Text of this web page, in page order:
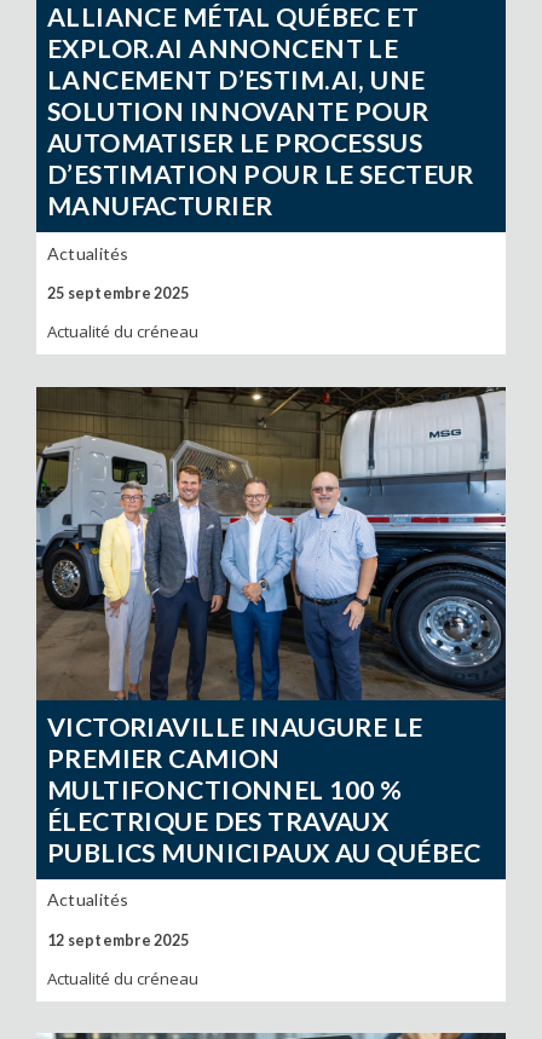
ALLIANCE MÉTAL QUÉBEC ET
EXPLOR.AI ANNONCENT LE
LANCEMENT D’ESTIM.AI, UNE
SOLUTION INNOVANTE POUR
AUTOMATISER LE PROCESSUS
D’ESTIMATION POUR LE SECTEUR
MANUFACTURIER
Actualités
25 septembre 2025
Actualité du créneau
VICTORIAVILLE INAUGURE LE
PREMIER CAMION
MULTIFONCTIONNEL 100 %
ÉLECTRIQUE DES TRAVAUX
PUBLICS MUNICIPAUX AU QUÉBEC
Actualités
12 septembre 2025
Actualité du créneau